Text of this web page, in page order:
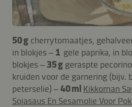
50 g cherrytomaatjes,
in blokjes – 1 gele paprika, in
blokjes – 35 g geraspte
kruiden voor de garnering (bijv.
peterselie) –40 ml Kikkoman
Sojasaus En Sesamolie Voor